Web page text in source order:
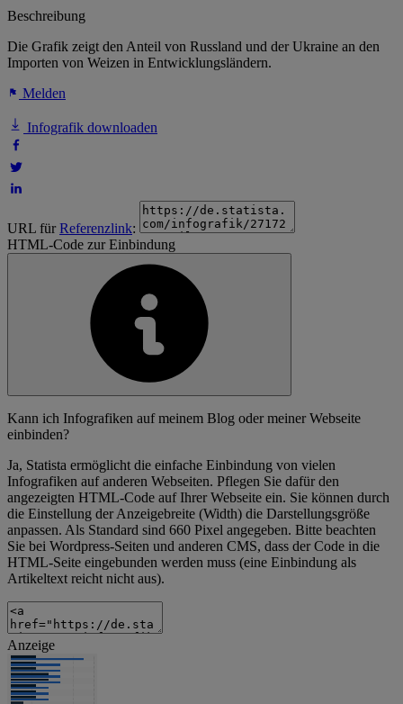
Beschreibung
Die Grafik zeigt den Anteil von Russland und der Ukraine an den
Importen von Weizen in Entwicklungsländern.
Melden
Infografik downloaden
URL fürReferenzlink:
HTML-Code zur Einbindung
Kann ich Infografiken auf meinem Blog oder meiner Webseite
einbinden?
Ja, Statista ermöglicht die einfache Einbindung von vielen
Infografiken auf anderen Webseiten. Pflegen Sie dafür den
angezeigten HTML-Code auf Ihrer Webseite ein. Sie können durch
die Einstellung der Anzeigebreite (Width) die Darstellungsgröße
anpassen. Als Standard sind 660 Pixel angegeben. Bitte beachten
Sie bei Wordpress-Seiten und anderen CMS, dass der Code in die
HTML-Seite eingebunden werden muss (eine Einbindung als
Artikeltext reicht nicht aus).
Anzeige